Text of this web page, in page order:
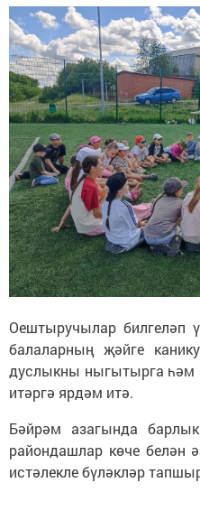
Оештыручылар билгеләп
балаларның җәйге
дуслыкны ныгытырга һәм
итәргә ярдәм итә.
Бәйрәм азагында
райондашлар көче белән
истәлекле бүләкләр